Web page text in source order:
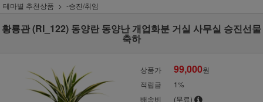
테마별 추천상품 -승진/취임
황룡관 (RI_122) 동양란 동양난 개업화분 거실 사무실 승진선물
축하
상품가 99,000원
적립금
1%
배송비
(무료)